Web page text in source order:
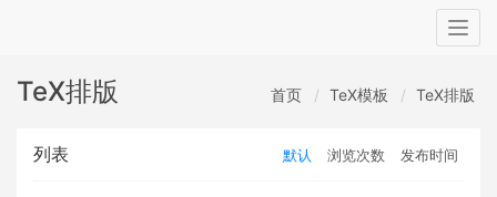
TeX排版 首页 TeX模板 TeX排版
列表 默认 浏览次数 发布时间